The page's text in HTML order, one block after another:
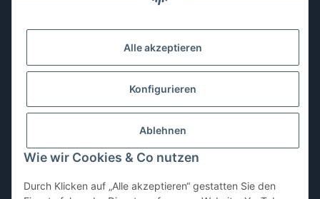
Alle akzeptieren
Konfigurieren
Ablehnen
Wie wir Cookies & Co nutzen
Durch Klicken auf „Alle akzeptieren“ gestatten Sie den